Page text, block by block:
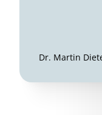
Dr. Martin